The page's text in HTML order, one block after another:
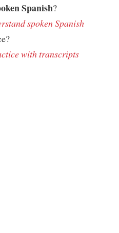
Spanish?
spoken Spanish
with transcripts